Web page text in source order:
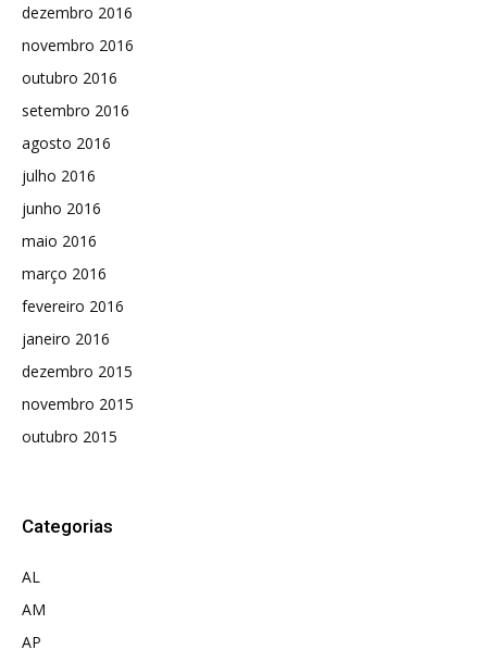
dezembro 2016
novembro 2016
outubro 2016
setembro 2016
agosto 2016
julho 2016
junho 2016
maio 2016
março 2016
fevereiro 2016
janeiro 2016
dezembro 2015
novembro 2015
outubro 2015
Categorias
AL
AM
AP